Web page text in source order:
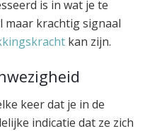
is in wat je te
maar krachtig signaal
kan zijn.
keer dat je in de
indicatie dat ze zich